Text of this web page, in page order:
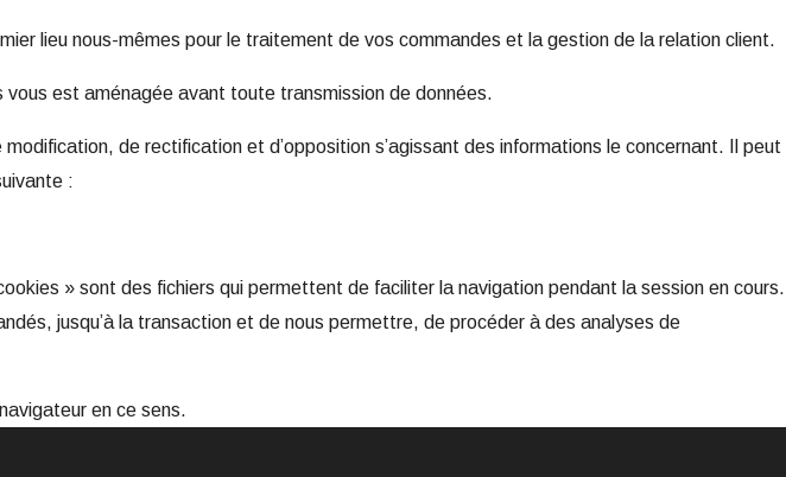
lieu nous-mêmes pour le traitement de vos commandes et la gestion de la relation client.
est aménagée avant toute transmission de données.
de rectification et d’opposition s’agissant des informations le concernant. Il peut
:
» sont des fichiers qui permettent de faciliter la navigation pendant la session en cours.
jusqu’à la transaction et de nous permettre, de procéder à des analyses de
en ce sens.